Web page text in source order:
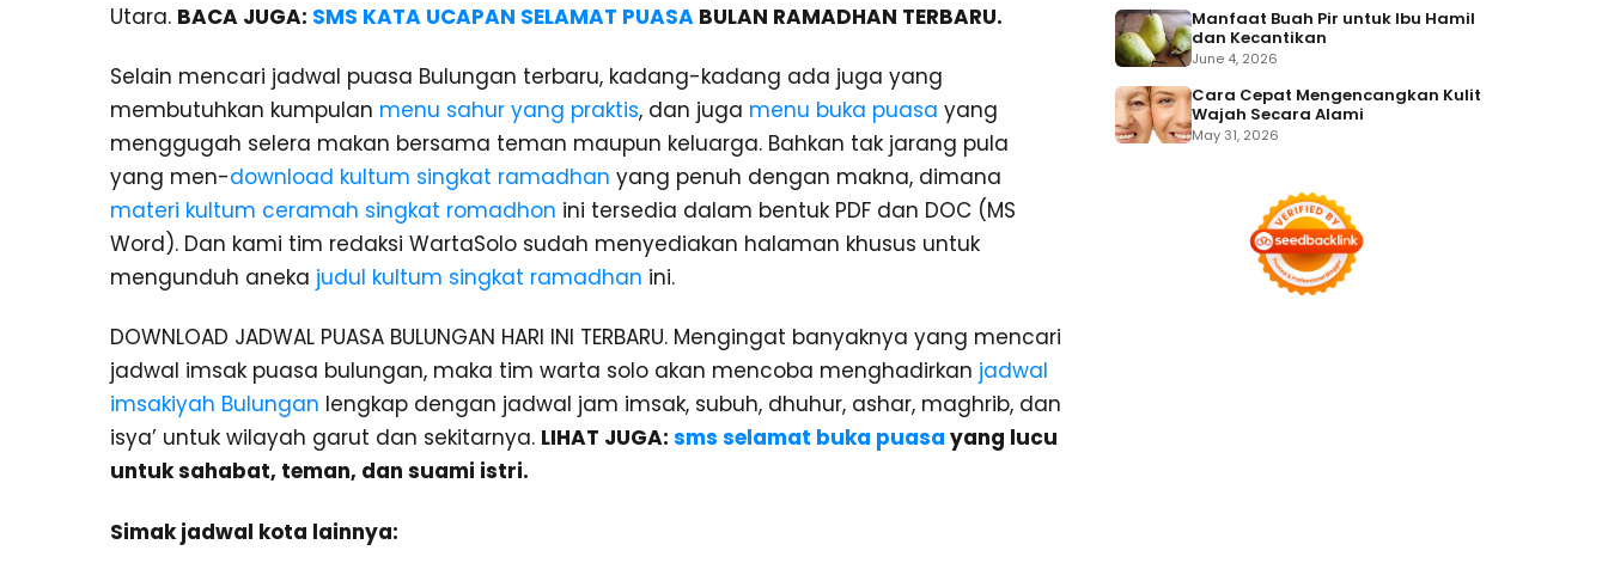
Utara. BACA JUGA: SMS KATA UCAPAN SELAMAT PUASA BULAN RAMADHAN TERBARU.
Selain mencari jadwal puasa Bulungan terbaru, kadang-kadang ada juga yang
membutuhkan kumpulan menu sahur yang praktis, dan juga menu buka puasa yang
menggugah selera makan bersama teman maupun keluarga. Bahkan tak jarang pula
yang men-download kultum singkat ramadhan yang penuh dengan makna, dimana
materi kultum ceramah singkat romadhon ini tersedia dalam bentuk PDF dan DOC (MS
Word). Dan kami tim redaksi WartaSolo sudah menyediakan halaman khusus untuk
mengunduh aneka judul kultum singkat ramadhan ini.
DOWNLOAD JADWAL PUASA BULUNGAN HARI INI TERBARU. Mengingat banyaknya yang mencari
jadwal imsak puasa bulungan, maka tim warta solo akan mencoba menghadirkan jadwal
imsakiyah Bulungan lengkap dengan jadwal jam imsak, subuh, dhuhur, ashar, maghrib, dan
isya’ untuk wilayah garut dan sekitarnya. LIHAT JUGA: sms selamat buka puasa yang lucu
untuk sahabat, teman, dan suami istri.
Simak jadwal kota lainnya:
Manfaat Buah Pir untuk Ibu Hamil
dan Kecantikan
June 4, 2026
Cara Cepat Mengencangkan Kulit
Wajah Secara Alami
May 31, 2026